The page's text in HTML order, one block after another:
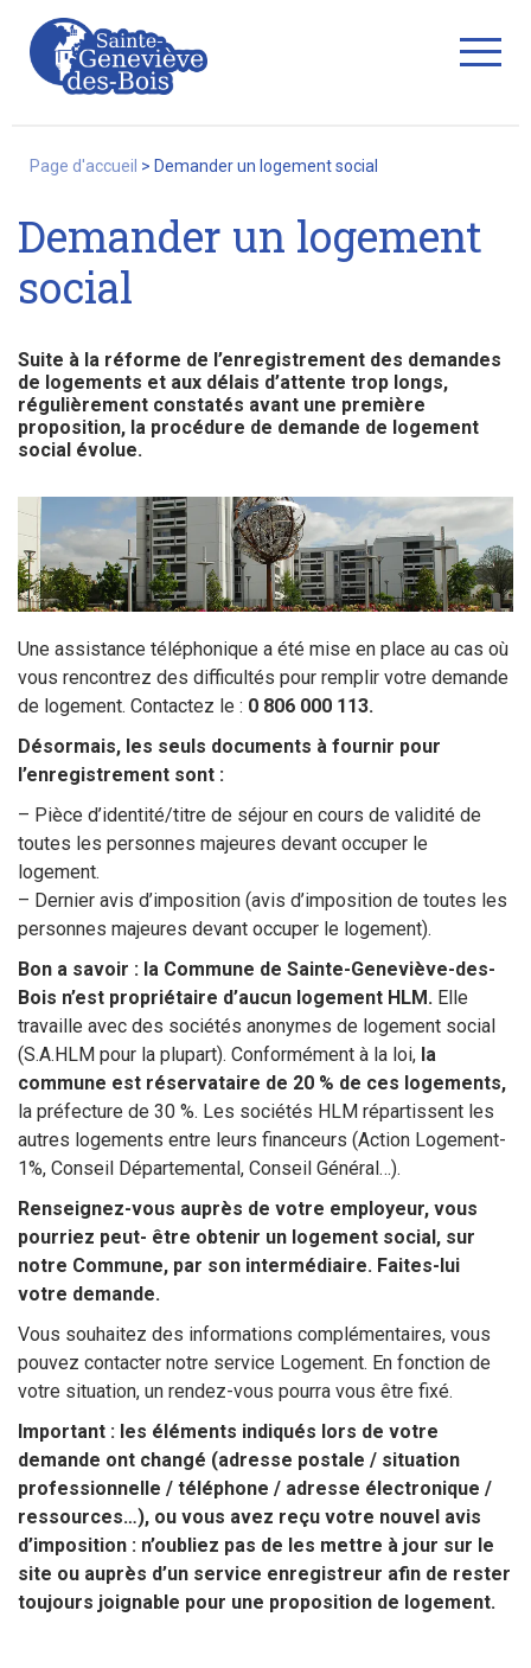
La Ville
Services
Commerces/associations
Sortir à Ste Gen’
Page d'accueil > Demander un logement social
Demander un logement
social
Suite à la réforme de l’enregistrement des demandes
de logements et aux délais d’attente trop longs,
régulièrement constatés avant une première
proposition, la procédure de demande de logement
social évolue.
Une assistance téléphonique a été mise en place au cas où
vous rencontrez des difficultés pour remplir votre demande
de logement. Contactez le : 0 806 000 113.
Désormais, les seuls documents à fournir pour
l’enregistrement sont :
– Pièce d’identité/titre de séjour en cours de validité de
toutes les personnes majeures devant occuper le
logement.
– Dernier avis d’imposition (avis d’imposition de toutes les
personnes majeures devant occuper le logement).
Bon a savoir : la Commune de Sainte-Geneviève-des-
Bois n’est propriétaire d’aucun logement HLM. Elle
travaille avec des sociétés anonymes de logement social
(S.A.HLM pour la plupart). Conformément à la loi, la
commune est réservataire de 20 % de ces logements,
la préfecture de 30 %. Les sociétés HLM répartissent les
autres logements entre leurs financeurs (Action Logement-
1%, Conseil Départemental, Conseil Général…).
Renseignez-vous auprès de votre employeur, vous
pourriez peut- être obtenir un logement social, sur
notre Commune, par son intermédiaire. Faites-lui
votre demande.
Vous souhaitez des informations complémentaires, vous
pouvez contacter notre service Logement. En fonction de
votre situation, un rendez-vous pourra vous être fixé.
Important : les éléments indiqués lors de votre
demande ont changé (adresse postale / situation
professionnelle / téléphone / adresse électronique /
ressources…), ou vous avez reçu votre nouvel avis
d’imposition : n’oubliez pas de les mettre à jour sur le
site ou auprès d’un service enregistreur afin de rester
toujours joignable pour une proposition de logement.